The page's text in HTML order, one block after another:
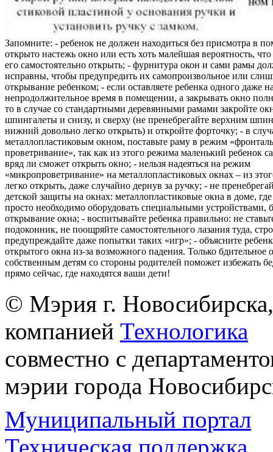
Запомните: - ребенок не должен находиться без присмотра в
открыто настежь окно или есть хоть малейшая вероятность,
его самостоятельно открыть; - фурнитура окон и сами рамы
исправны, чтобы предупредить их самопроизвольное или
открывание ребенком; - если оставляете ребенка одного даже
непродолжительное время в помещении, а закрывать окно
то в случае со стандартными деревянными рамами закройте
шпингалеты и снизу, и сверху (не пренебрегайте верхним
нижний довольно легко открыть) и откройте форточку; - в
металлопластиковым окном, поставьте раму в режим
проветривание», так как из этого режима маленький ребенок
вряд ли сможет открыть окно; - нельзя надеяться на режим
«микропроветривание» на металлопластиковых окнах – из
легко открыть, даже случайно дернув за ручку; - не
детской защиты на окнах: металлопластиковые окна в доме, где
просто необходимо оборудовать специальными
открывание окна; - воспитывайте ребенка правильно: не
подоконник, не поощряйте самостоятельного лазания туда,
предупреждайте даже попытки таких «игр»; - объясните
открытого окна из-за возможного падения. Только бдительное
собственным детям со стороны родителей поможет избежать
прямо сейчас, где находятся ваши дети!
© Мэрия г.
компанией Технологика
совместно с
мэрии города
Муниципальный портал